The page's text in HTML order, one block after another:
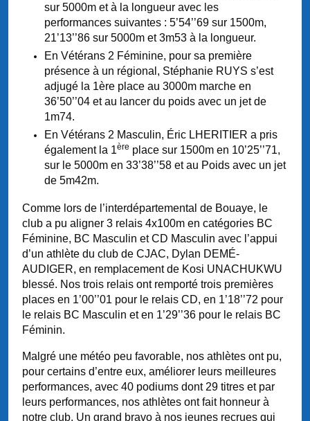
sur 5000m et à la longueur avec les
performances suivantes : 5’54’’69 sur 1500m,
21’13’’86 sur 5000m et 3m53 à la longueur.
En Vétérans 2 Féminine, pour sa première
présence à un régional, Stéphanie RUYS s’est
adjugé la 1ère place au 3000m marche en
36’50’’04 et au lancer du poids avec un jet de
1m74.
En Vétérans 2 Masculin, Éric LHERITIER a pris
également la 1ère place sur 1500m en 10’25’’71,
sur le 5000m en 33’38’’58 et au Poids avec un jet
de 5m42m.
Comme lors de l’interdépartemental de Bouaye, le
club a pu aligner 3 relais 4x100m en catégories BC
Féminine, BC Masculin et CD Masculin avec l’appui
d’un athlète du club de CJAC, Dylan DEMÉ-
AUDIGER, en remplacement de Kosi UNACHUKWU
blessé. Nos trois relais ont remporté trois premières
places en 1’00’’01 pour le relais CD, en 1’18’’72 pour
le relais BC Masculin et en 1’29’’36 pour le relais BC
Féminin.
Malgré une météo peu favorable, nos athlètes ont pu,
pour certains d’entre eux, améliorer leurs meilleures
performances, avec 40 podiums dont 29 titres et par
leurs performances, nos athlètes ont fait honneur à
notre club. Un grand bravo à nos jeunes recrues qui